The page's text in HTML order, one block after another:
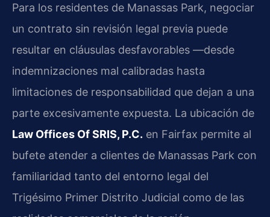
Para los residentes de Manassas Park, negociar
un contrato sin revisión legal previa puede
resultar en cláusulas desfavorables —desde
indemnizaciones mal calibradas hasta
limitaciones de responsabilidad que dejan a una
parte excesivamente expuesta. La ubicación de
Law Offices Of SRIS, P.C. en Fairfax permite al
bufete atender a clientes de Manassas Park con
familiaridad tanto del entorno legal del
Trigésimo Primer Distrito Judicial como de las